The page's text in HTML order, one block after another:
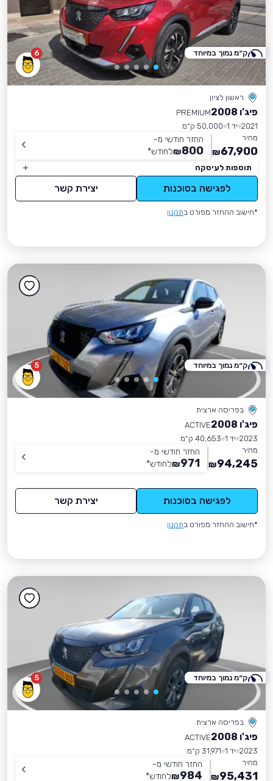
6
ראשון לציון
פיג'ו 2008
PREMIUM
2021 יד 1
50,000 ק״מ
מחיר
67,900
₪
החזר חודשי מ-
800
₪לחודש*
תוספות לעיסקה
לפגישה בסוכנות יצירת קשר
*חישוב ההחזר מפורט בתקנון
ק״מ נמוך במיוחד
5
בפריסה ארצית
פיג'ו 2008
ACTIVE
2023 יד 1
40,653 ק״מ
מחיר
94,245
₪
החזר חודשי מ-
971
₪לחודש*
לפגישה בסוכנות יצירת קשר
*חישוב ההחזר מפורט בתקנון
ק״מ נמוך במיוחד
5
בפריסה ארצית
פיג'ו 2008
ACTIVE
2023 יד 1
31,971 ק״מ
מחיר
95,431
₪
החזר חודשי מ-
984
₪לחודש*
ק״מ נמוך במיוחד